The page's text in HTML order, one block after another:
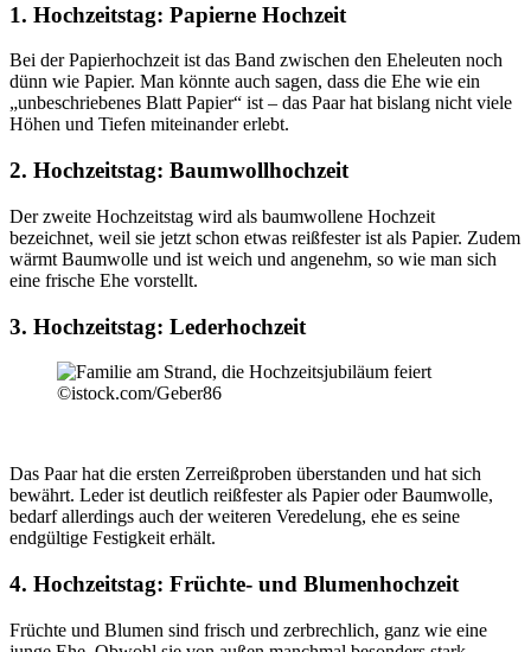
1. Hochzeitstag: Papierne Hochzeit
Bei der Papierhochzeit ist das Band zwischen den Eheleuten noch
dünn wie Papier. Man könnte auch sagen, dass die Ehe wie ein
„unbeschriebenes Blatt Papier“ ist – das Paar hat bislang nicht viele
Höhen und Tiefen miteinander erlebt.
2. Hochzeitstag: Baumwollhochzeit
Der zweite Hochzeitstag wird als baumwollene Hochzeit
bezeichnet, weil sie jetzt schon etwas reißfester ist als Papier. Zudem
wärmt Baumwolle und ist weich und angenehm, so wie man sich
eine frische Ehe vorstellt.
3. Hochzeitstag: Lederhochzeit
©istock.com/Geber86
Das Paar hat die ersten Zerreißproben überstanden und hat sich
bewährt. Leder ist deutlich reißfester als Papier oder Baumwolle,
bedarf allerdings auch der weiteren Veredelung, ehe es seine
endgültige Festigkeit erhält.
4. Hochzeitstag: Früchte- und Blumenhochzeit
Früchte und Blumen sind frisch und zerbrechlich, ganz wie eine